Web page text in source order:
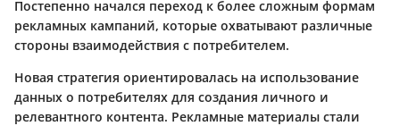
Постепенно начался переход к более сложным формам
рекламных кампаний, которые охватывают различные
стороны взаимодействия с потребителем.
Новая стратегия ориентировалась на использование
данных о потребителях для создания личного и
релевантного контента. Рекламные материалы стали